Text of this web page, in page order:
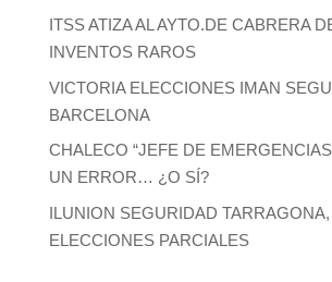
ITSS ATIZA AL AYTO.DE CABRERA
INVENTOS RAROS
VICTORIA ELECCIONES IMAN
BARCELONA
CHALECO “JEFE DE
UN ERROR… ¿O SÍ?
ILUNION SEGURIDAD TARRAGONA,
ELECCIONES PARCIALES